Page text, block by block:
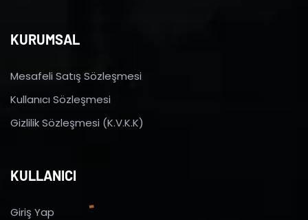
KURUMSAL
Mesafeli Satış Sözleşmesi
Kullanıcı Sözleşmesi
Gizlilik Sözleşmesi (K.V.K.K)
KULLANICI
Giriş Yap